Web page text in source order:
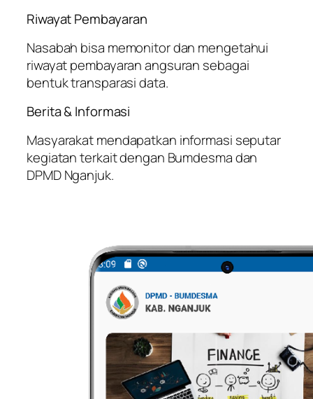
Riwayat Pembayaran
Nasabah bisa memonitor dan mengetahui
riwayat pembayaran angsuran sebagai
bentuk transparasi data.
Berita & Informasi
Masyarakat mendapatkan informasi seputar
kegiatan terkait dengan Bumdesma dan
DPMD Nganjuk.